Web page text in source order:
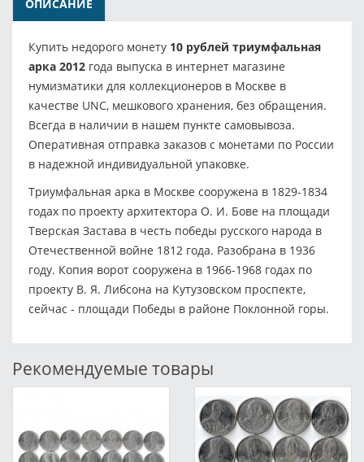
ОПИСАНИЕ
Купить недорого монету 10 рублей триумфальная
арка 2012 года выпуска в интернет магазине
нумизматики для коллекционеров в Москве в
качестве UNC, мешкового хранения, без обращения.
Всегда в наличии в нашем пункте самовывоза.
Оперативная отправка заказов с монетами по России
в надежной индивидуальной упаковке.
Триумфальная арка в Москве сооружена в 1829-1834
годах по проекту архитектора О. И. Бове на площади
Тверская Застава в честь победы русского народа в
Отечественной войне 1812 года. Разобрана в 1936
году. Копия ворот сооружена в 1966-1968 годах по
проекту В. Я. Либсона на Кутузовском проспекте,
сейчас - площади Победы в районе Поклонной горы.
Рекомендуемые товары